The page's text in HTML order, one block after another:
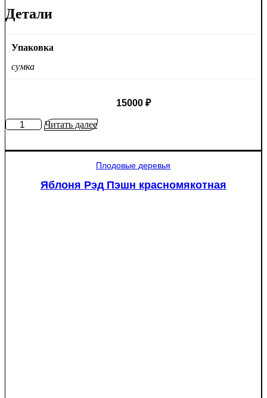
Детали
Упаковка
сумка
15000 ₽
КоличествоЧитать далее
Плодовые деревья
Яблоня Рэд Пэшн красномякотная